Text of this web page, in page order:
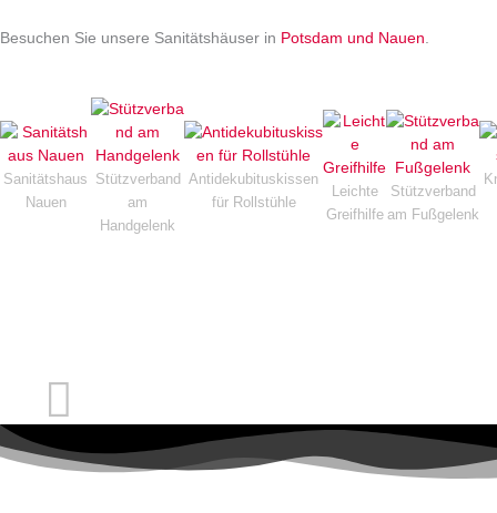
Besuchen Sie unsere Sanitätshäuser in Potsdam und Nauen.
Sanitätshaus
Nauen
Stützverband
am
Handgelenk
Antidekubituskissen
für Rollstühle
Leichte
Greifhilfe
Stützverband
am Fußgelenk